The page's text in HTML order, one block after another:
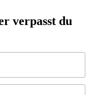
verpasst du